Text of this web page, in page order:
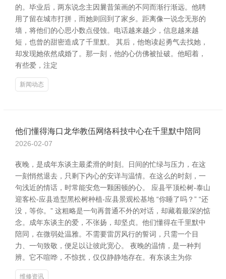
的。毕业后，两东说念主因曩昔策画的不同而渐行渐远。他聘
用了留在城市打拼，而她则回到了家乡。距离像一说念无形的
墙，将他们的心思小数点侵蚀。电话越来越少，信息越来越
短，也曾的甜密造成了千里默。 其后，他饱读起勇气去找她，
却发现她依然成婚了。那一刻，他的心仿佛被扯破。他昭着，
有些爱，注定
新闻动态
他们懂得海口龙华教伍网络科技中心在千里默中陪同
2026-02-07
夜晚，是成年东谈主最柔滑的时刻。日间的忙绿与压力，在这
一刻悄然退去，只剩下内心的安详与温情。在这么的时刻，一
句浅近的情话，时常能安危一颗困顿的心。 应县平顶松树-泰山
迎客松-应县造型黑松树种植-应县景观松基地 “你睡了吗？” “还
没，等你。” 这粗略是一句再普通不外的对话，却藏着最深的惦
念。成年东谈主的爱，不张扬，却坚贞。他们懂得在千里默中
陪同，在微弱处温雅。不需要雷厉风行的誓词，只需一个目
力、一句致敬，便足以让彼此宽心。 夜晚的温情，是一种判
辨。它不喧哗，不惊扰，仅仅静静地存在。有东谈主为你
维修资讯